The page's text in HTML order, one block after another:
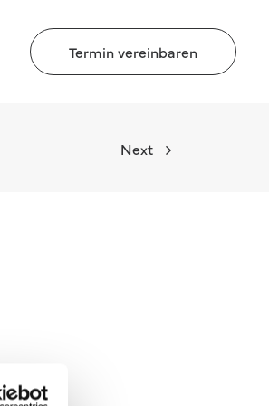
Termin vereinbaren
Next